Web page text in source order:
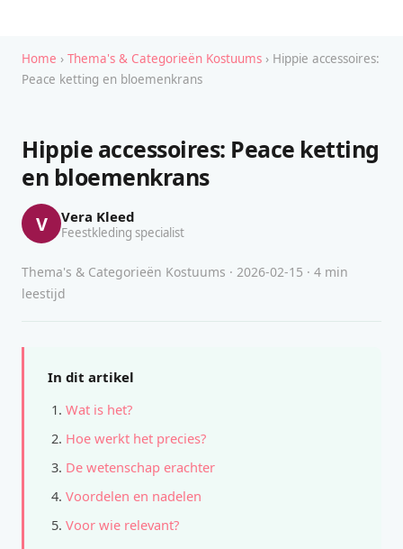
Home › Thema's & Categorieën Kostuums › Hippie accessoires:
Peace ketting en bloemenkrans
Hippie accessoires: Peace ketting
en bloemenkrans
V Vera Kleed
Feestkleding specialist
Thema's & Categorieën Kostuums · 2026-02-15 · 4 min
leestijd
In dit artikel
Wat is het?
Hoe werkt het precies?
De wetenschap erachter
Voordelen en nadelen
Voor wie relevant?